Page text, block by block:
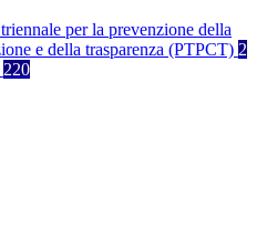
per la prevenzione della
e della trasparenza (PTPCT) 2
220